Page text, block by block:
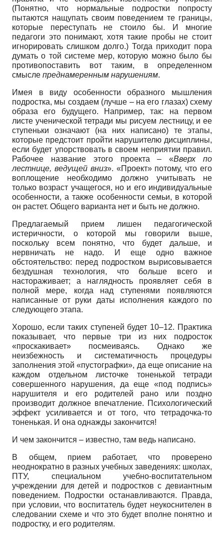
(Понятно, что нормальные подростки попросту
пытаются нащупать своим поведением те границы,
которые переступать не стоило бы. И многие
педагоги это понимают, хотя такие пробы не стоит
игнорировать слишком долго.) Тогда приходит пора
думать о той системе мер, которую можно было бы
противопоставить вот таким, в определенном
смысле преднамеренным нарушениям.
Имея в виду особенности образного мышления
подростка, мы создаем (лучше – на его глазах) схему
образа его будущего. Например, так: на первом
листе ученической тетради мы рисуем лестницу, и ее
ступеньки означают (на них написано) те этапы,
которые предстоит пройти нарушителю дисциплины,
если будет упорствовать в своем неприятии правил.
Рабочее название этого проекта – «Вверх по
лестнице, ведущей вниз». «Проект» потому, что его
воплощение необходимо должно учитывать не
только возраст учащегося, но и его индивидуальные
особенности, а также особенности семьи, в которой
он растет. Общего варианта нет и быть не должно.
Предлагаемый прием лишен педагогической
истеричности, о которой мы говорили выше,
поскольку всем понятно, что будет дальше, и
нервничать не надо. И еще одно важное
обстоятельство: перед подростком вырисовывается
бездушная технология, что больше всего и
настораживает; а наглядность проявляет себя в
полной мере, когда над ступенями появляются
написанные от руки даты исполнения каждого по
следующего этапа.
Хорошо, если таких ступеней будет 10–12. Практика
показывает, что первые три из них подросток
«проскакивает» посмеиваясь. Однако же
неизбежность и систематичность процедуры
заполнения этой «пустографки», да еще описание на
каждом отдельном листочке тоненькой тетради
совершенного нарушения, да еще «под подпись»
нарушителя и его родителей рано или поздно
производит должное впечатление. Психологический
эффект усиливается и от того, что тетрадочка-то
тоненькая. И она однажды закончится!
И чем закончится – известно, там ведь написано.
В общем, прием работает, что проверено
неоднократно в разных учебных заведениях: школах,
ПТУ, специальном учебно-воспитательном
учреждении для детей и подростков с девиантным
поведением. Подростки останавливаются. Правда,
при условии, что воспитатель будет неукоснителен в
следовании схеме и что это будет вполне понятно и
подростку, и его родителям.